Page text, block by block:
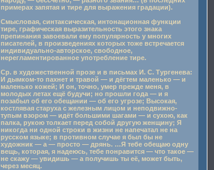
примерах запятая и тире для выражения градации).
Смысловая, синтаксическая, интонационная функции
тире, графическая выразительность этого знака
препинания завоевали ему популярность у многих
писателей, в произведениях которых тоже встречается
индивидуально-авторское, свободное,
нерегламентированное употребление тире.
Ср. в художественной прозе и в письмах И. С. Тургенева:
И дымком-то пахнет и травой — и дёгтем маленько — и
маленько кожей; И он, точно, умер прежде меня, в
молодых летах ещё будучи; но прошли года — и я
позабыл об его обещании — об его угрозе; Высокая,
костлявая старуха с железным лицом и неподвижно-
тупым взором — идёт большими шагами — и сухою, как
палка, рукою толкает перед собой другую женщину; Я
никогда ни одной строки в жизни не напечатал не на
русском языке; в противном случае я был бы не
художник — а — просто — дрянь. …Я тебе обещаю одну
вещь, которая, я надеюсь, тебе понравится — что такое —
не скажу — увидишь — а получишь ты её, может быть,
через месяц.